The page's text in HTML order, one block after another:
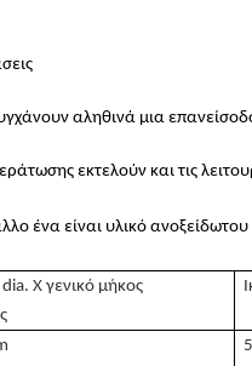
αληθινά μια
εκτελούν και τις
ένα είναι υλικό ανοξείδωτου
Χ γενικό μήκος